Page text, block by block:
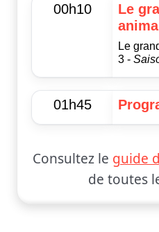
00h10
Le
Le
3 -
01h45
Consultez le guide
de toutes